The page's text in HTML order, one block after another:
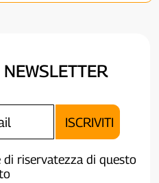
riservatezza di questo